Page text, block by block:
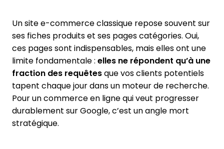
Un site e-commerce classique repose souvent sur
ses fiches produits et ses pages catégories. Oui,
ces pages sont indispensables, mais elles ont une
limite fondamentale : elles ne répondent qu’à une
fraction des requêtesque vos clients potentiels
tapent chaque jour dans un moteur de recherche.
Pour un commerce en ligne qui veut progresser
durablement sur Google, c’est un angle mort
stratégique.